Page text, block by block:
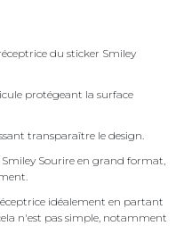
du sticker Smiley
protégeant la surface
transparaître le design.
Sourire en grand format,
idéalement en partant
n'est pas simple, notamment